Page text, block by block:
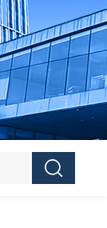
RFS200S霍尼希